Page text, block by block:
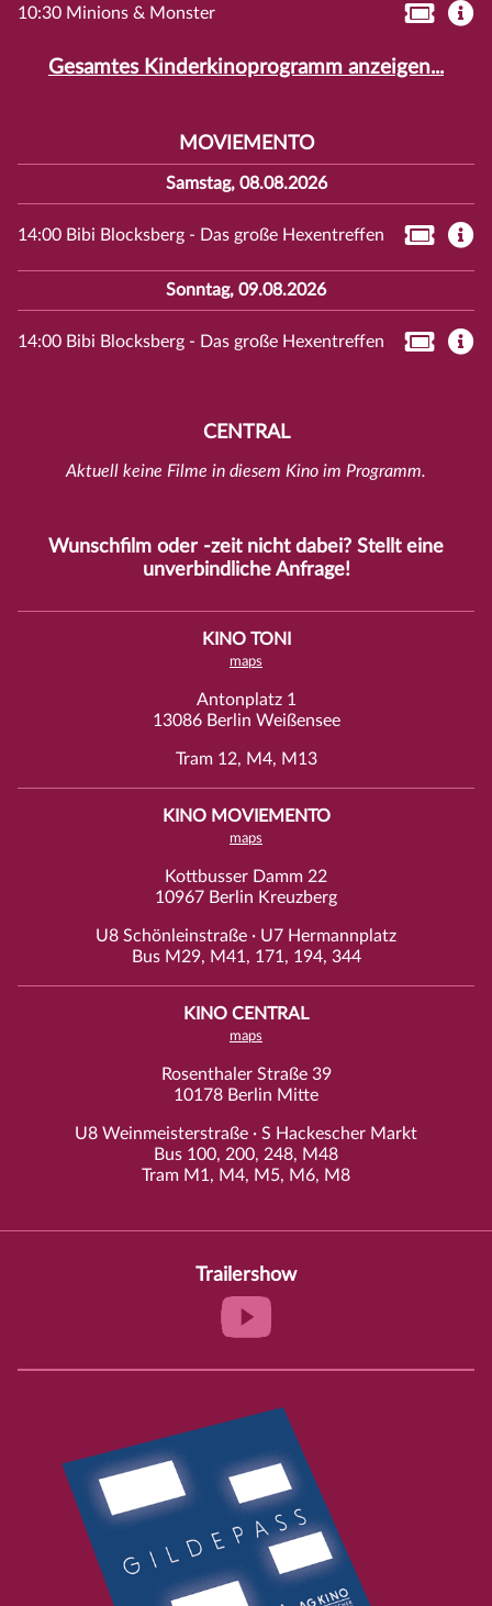
10:30 Minions & Monster
Gesamtes Kinderkinoprogramm anzeigen...
MOVIEMENTO
Samstag, 08.08.2026
14:00 Bibi Blocksberg - Das große Hexentreffen
Sonntag, 09.08.2026
14:00 Bibi Blocksberg - Das große Hexentreffen
CENTRAL
Aktuell keine Filme in diesem Kino im Programm.
Wunschfilm oder -zeit nicht dabei? Stellt eine
unverbindliche Anfrage!
KINO TONI
maps
Antonplatz 1
13086 Berlin Weißensee
Tram 12, M4, M13
KINO MOVIEMENTO
maps
Kottbusser Damm 22
10967 Berlin Kreuzberg
U8 Schönleinstraße · U7 Hermannplatz
Bus M29, M41, 171, 194, 344
KINO CENTRAL
maps
Rosenthaler Straße 39
10178 Berlin Mitte
U8 Weinmeisterstraße · S Hackescher Markt
Bus 100, 200, 248, M48
Tram M1, M4, M5, M6, M8
Trailershow